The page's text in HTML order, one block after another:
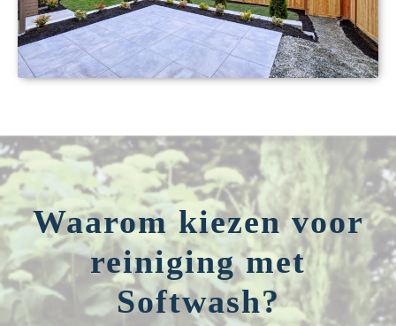
Waarom kiezen voor
reiniging met
Softwash?